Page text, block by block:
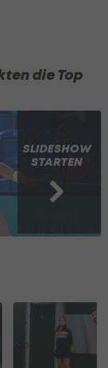
die Top
SLIDESHOW
STARTEN